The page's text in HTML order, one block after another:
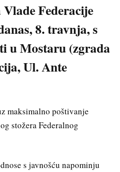
Federacije
8. travnja, s
u Mostaru (zgrada
Ul. Ante
maksimalno poštivanje
stožera Federalnog
s javnošću napominju